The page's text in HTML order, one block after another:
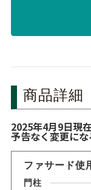
商品詳細
2025年4月9日現
予告なく変更に
ファサード使
門柱